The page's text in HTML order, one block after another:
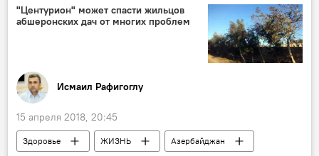
Гражданин Азербайджана
нелегалы
бизнес
"Центурион" может спасти жильцов
абшеронских дач от многих проблем
Исмаил Рафигоглу
15 апреля 2018, 20:45
Здоровье ЖИЗНЬ
Азербайджан